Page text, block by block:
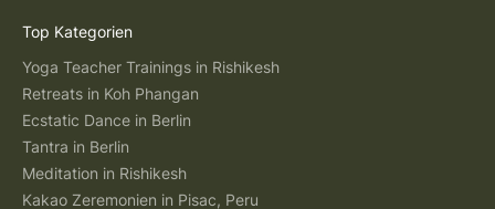
Top Kategorien
Yoga Teacher Trainings in Rishikesh
Retreats in Koh Phangan
Ecstatic Dance in Berlin
Tantra in Berlin
Meditation in Rishikesh
Kakao Zeremonien in Pisac, Peru